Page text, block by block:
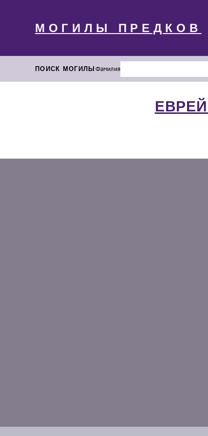
МОГИЛЫ ПРЕДКОВ
ПОИСК МОГИЛЫФамилия